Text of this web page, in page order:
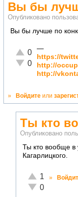
Вы бы
Опубликовано
Вы бы лучше по
Отлично!
0
Неадекватно!
0
—
https://
http://
http://
» Войдите или
Ты кто
Опубликовано
Ты кто вообще в
Кагарлицкого.
Отлично!
1
Неадекватно!
0
»